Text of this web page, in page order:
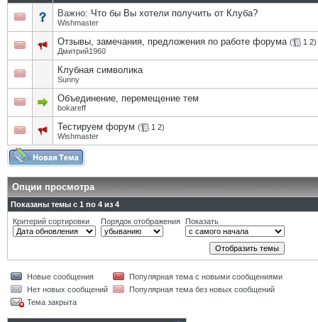
Важно: Что бы Вы хотели получить от Клуба?
Wishmaster
Отзывы, замечания, предложения по работе форума ( 1 2)
Дмитрий1960
Клубная символика
Sunny
Объединение, перемещение тем
bokareff
Тестируем форум ( 1 2)
Wishmaster
Опции просмотра
Показаны темы с 1 по 4 из 4
Критерий сортировки
Порядок отображения Показать
Новые сообщения
Популярная тема с новыми сообщениями
Нет новых сообщений
Популярная тема без новых сообщений
Тема закрыта